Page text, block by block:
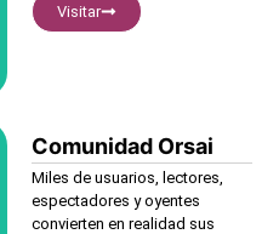
Visitar
Comunidad Orsai
Miles de usuarios, lectores,
espectadores y oyentes
convierten en realidad sus